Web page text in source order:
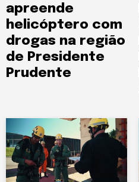
apreende
helicóptero com
drogas na região
de Presidente
Prudente